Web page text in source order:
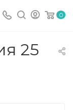
0
25